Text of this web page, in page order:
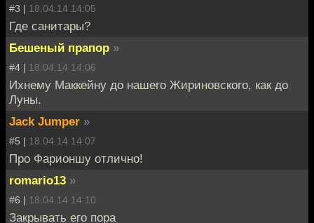
#3 | 18.04.14 14:05
Где санитары?
Бешеный прапор »
#4 | 18.04.14 14:06
Ихнему Маккейну до нашего Жириновского, как до
Луны.
Jack Jumper »
#5 | 18.04.14 14:07
Про Фарионшу отлично!
romario13 »
#6 | 18.04.14 14:10
Закрывать его пора